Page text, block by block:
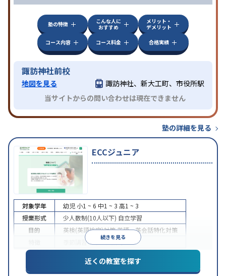
塾の特徴
こんな人に
おすすめ
メリット・
デメリット
コース内容
コース料金 合格実績
諏訪神社前校
地図を見る
諏訪神社、新大工町、市役所駅
当サイトからの問い合わせは現在できません
塾の詳細を見る
ECCジュニア
続きを見る
対象学年 幼児 小1 ~ 6 中1 ~ 3 高1 ~ 3
授業形式
少人数制(10人以下) 自立学習
目的
英検(英語検定)対策英語・英会話特化対策
季節講習のみの受講可
近くの教室を探す